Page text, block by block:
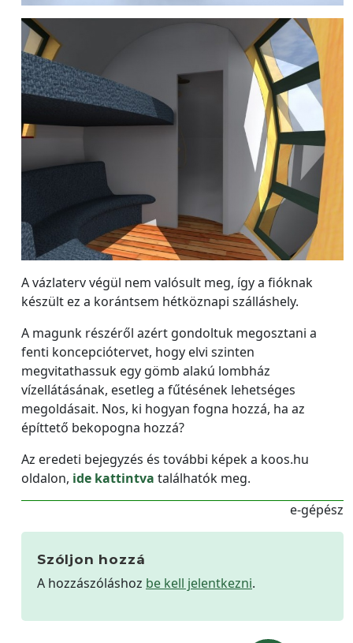
A vázlaterv végül nem valósult meg, így a fióknak
készült ez a korántsem hétköznapi szálláshely.
A magunk részéről azért gondoltuk megosztani a
fenti koncepciótervet, hogy elvi szinten
megvitathassuk egy gömb alakú lombház
vízellátásának, esetleg a fűtésének lehetséges
megoldásait. Nos, ki hogyan fogna hozzá, ha az
építtető bekopogna hozzá?
Az eredeti bejegyzés és további képek a koos.hu
oldalon, ide kattintva találhatók meg.
e-gépész
Szóljon hozzá
A hozzászóláshoz be kell jelentkezni.